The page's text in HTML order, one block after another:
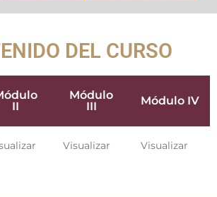
DEL CURSO
II
Módulo
III
Módulo IV
Visualizar Visualizar